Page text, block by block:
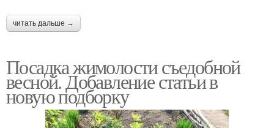
читать дальше →
Посадка жимолости съедобной
весной. Добавление статьи в
новую подборку